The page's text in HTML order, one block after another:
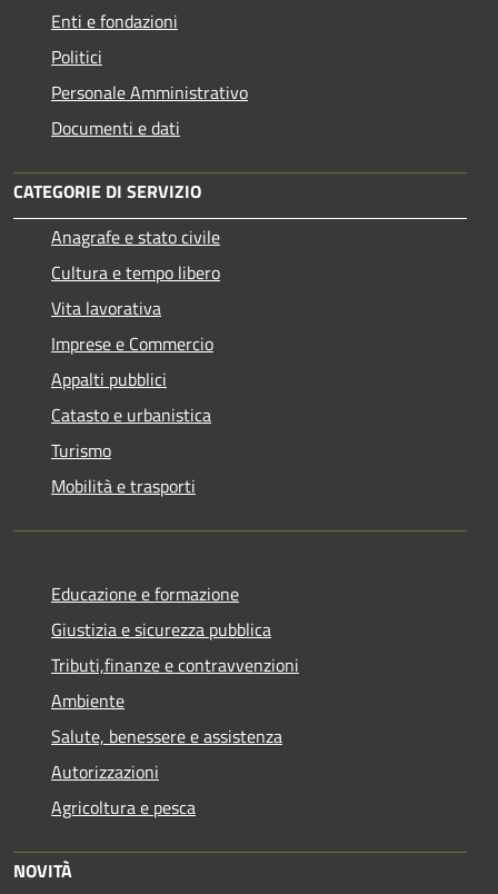
Enti e fondazioni
Politici
Personale Amministrativo
Documenti e dati
CATEGORIE DI SERVIZIO
Anagrafe e stato civile
Cultura e tempo libero
Vita lavorativa
Imprese e Commercio
Appalti pubblici
Catasto e urbanistica
Turismo
Mobilità e trasporti
Educazione e formazione
Giustizia e sicurezza pubblica
Tributi,finanze e contravvenzioni
Ambiente
Salute, benessere e assistenza
Autorizzazioni
Agricoltura e pesca
NOVITÀ